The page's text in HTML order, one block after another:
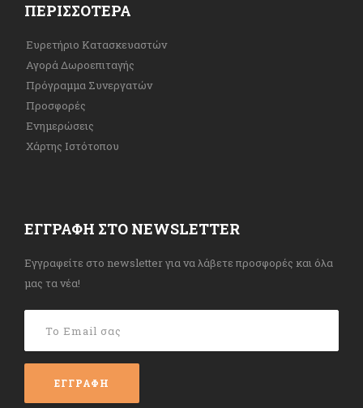
ΠΕΡΙΣΣΌΤΕΡΑ
Ευρετήριο Κατασκευαστών
Αγορά Δωροεπιταγής
Πρόγραμμα Συνεργατών
Προσφορές
Ενημερώσεις
Χάρτης Ιστότοπου
ΕΓΓΡΑΦΉ ΣΤΟ NEWSLETTER
Εγγραφείτε στο newsletter για να λάβετε προσφορές και όλα
μας τα νέα!